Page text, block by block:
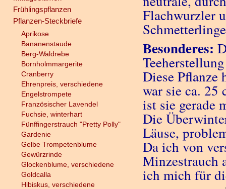
Frühlingspflanzen
Pflanzen-Steckbriefe
Aprikose
Bananenstaude
Berg-Waldrebe
Bornholmmargerite
Cranberry
Ehrenpreis, verschiedene
Engelstrompete
Französischer Lavendel
Fuchsie, winterhart
Fünffingerstrauch "Pretty Polly"
Gardenie
Gelbe Trompetenblume
Gewürzrinde
Glockenblume, verschiedene
Goldcalla
Hibiskus, verschiedene
Flachwurzler
Besonderes:
Diese Pflanze
war sie ca. 25
ist sie gerade
Die
Läuse,
Da ich von
Minzestrauch
ich mich für